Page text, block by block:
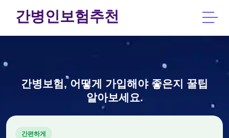
간병인보험추천
간병보험, 어떻게 가입해야 좋은지 꿀팁
알아보세요.
간편하게